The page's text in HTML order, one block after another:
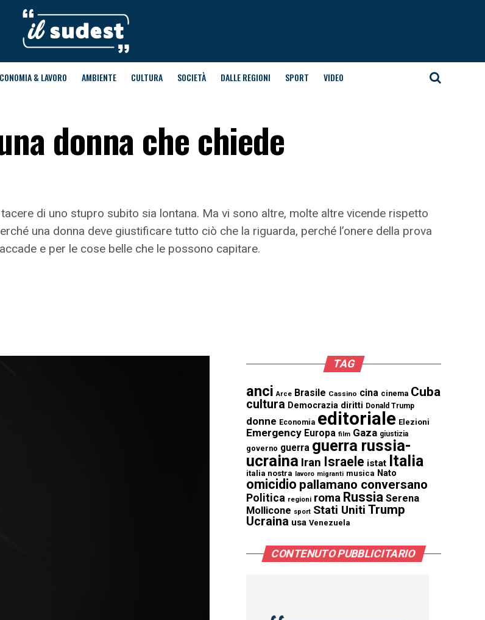
& LAVORO AMBIENTE CULTURA SOCIETÀ DALLE REGIONI SPORT VIDEO
donna che chiede
di uno stupro subito sia lontana. Ma vi sono altre, molte altre vicende rispetto
una donna deve giustificare tutto ciò che la riguarda, perché l’onere della prova
e per le cose belle che le possono capitare.
TAG
anci Arce Brasile Cassino cina cinema Cuba
cultura Democrazia diritti Donald Trump
donne Economia editoriale Elezioni
Emergency Europa film Gaza giustizia
governo guerra guerra russia-
ucraina Iran Israele istat Italia
italia nostra lavoro migranti musica Nato
omicidio pallamano conversano
Politica regioni roma Russia Serena
Mollicone sport Stati Uniti Trump
Ucraina usa Venezuela
CONTENUTO PUBBLICITARIO